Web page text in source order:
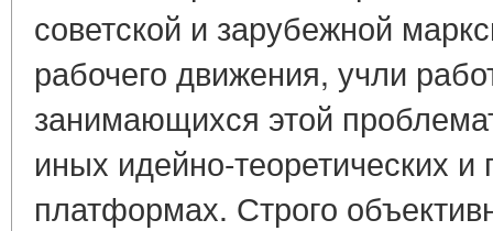
советской и зарубежной
рабочего движения, учли
занимающихся этой
иных идейно-теоретических и
платформах. Строго